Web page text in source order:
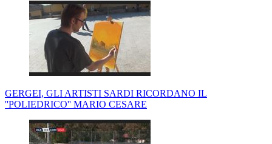
GERGEI, GLI ARTISTI SARDI RICORDANO IL
''POLIEDRICO'' MARIO CESARE